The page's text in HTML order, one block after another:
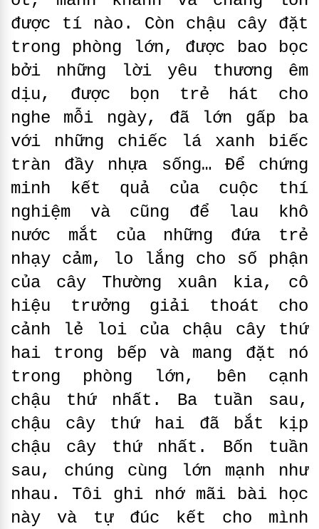
được tí nào. Còn chậu cây đặt
trong phòng lớn, được bao bọc
bởi những lời yêu thương êm
dịu, được bọn trẻ hát cho
nghe mỗi ngày, đã lớn gấp ba
với những chiếc lá xanh biếc
tràn đầy nhựa sống… Để chứng
minh kết quả của cuộc thí
nghiệm và cũng để lau khô
nước mắt của những đứa trẻ
nhạy cảm, lo lắng cho số phận
của cây Thường xuân kia, cô
hiệu trưởng giải thoát cho
cảnh lẻ loi của chậu cây thứ
hai trong bếp và mang đặt nó
trong phòng lớn, bên cạnh
chậu thứ nhất. Ba tuần sau,
chậu cây thứ hai đã bắt kịp
chậu cây thứ nhất. Bốn tuần
sau, chúng cùng lớn mạnh như
nhau. Tôi ghi nhớ mãi bài học
này và tự đúc kết cho mình